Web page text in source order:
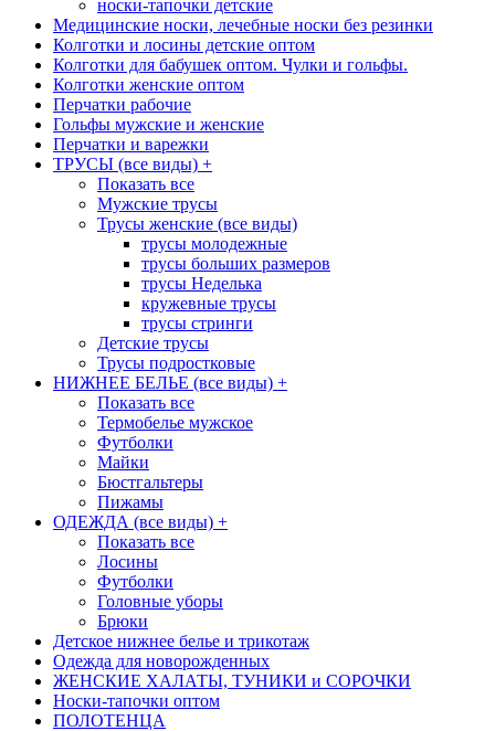
носки-тапочки детские
Медицинские носки, лечебные носки без резинки
Колготки и лосины детские оптом
Колготки для бабушек оптом. Чулки и гольфы.
Колготки женские оптом
Перчатки рабочие
Гольфы мужские и женские
Перчатки и варежки
ТРУСЫ (все виды) +
Показать все
Мужские трусы
Трусы женские (все виды)
трусы молодежные
трусы больших размеров
трусы Неделька
кружевные трусы
трусы стринги
Детские трусы
Трусы подростковые
НИЖНЕЕ БЕЛЬЕ (все виды) +
Показать все
Термобелье мужское
Футболки
Майки
Бюстгальтеры
Пижамы
ОДЕЖДА (все виды) +
Показать все
Лосины
Футболки
Головные уборы
Брюки
Детское нижнее белье и трикотаж
Одежда для новорожденных
ЖЕНСКИЕ ХАЛАТЫ, ТУНИКИ и СОРОЧКИ
Носки-тапочки оптом
ПОЛОТЕНЦА